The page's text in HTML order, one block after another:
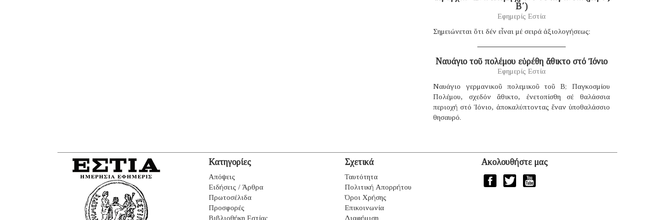
B΄)
Εφημερίς Εστία
Σημειώνεται ὅτι δέν εἶναι μέ σειρά ἀξιολογήσεως:
Ναυάγιο τοῦ πολέμου εὑρέθη ἄθικτο στό Ἰόνιο
Εφημερίς Εστία
Ναυάγιο γερμανικοῦ πολεμικοῦ τοῦ B; Παγκοσμίου
Πολέμου, σχεδόν ἄθικτο, ἐνετοπίσθη σέ θαλάσσια
περιοχή στό Ἰόνιο, ἀποκαλύπτοντας ἕναν ὑποθαλάσσιο
θησαυρό.
Κατηγορίες
Απόψεις
Ειδήσεις / Άρθρα
Πρωτοσέλιδα
Προσφορές
Βιβλιοθήκη Εστίας
Σχετικά
Ταυτότητα
Πολιτική Απορρήτου
Όροι Χρήσης
Επικοινωνία
Διαφήμιση
Ακολουθήστε μας